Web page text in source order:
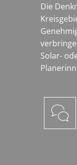
Die
Solar-